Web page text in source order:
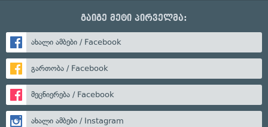
გაიგე მეტი პირველმა:
ახალი ამბები / Facebook
გართობა / Facebook
მეცნიერება / Facebook
ახალი ამბები / Instagram